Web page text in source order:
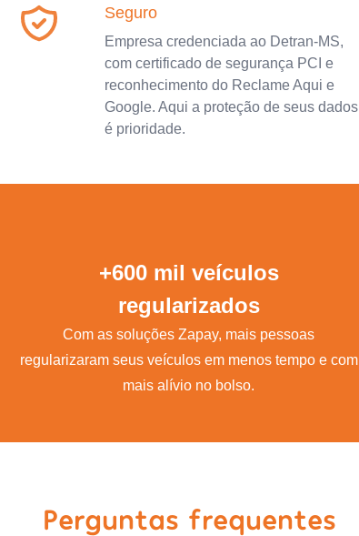
Seguro
Empresa credenciada ao Detran-MS,
com certificado de segurança PCI e
reconhecimento do Reclame Aqui e
Google. Aqui a proteção de seus dados
é prioridade.
+600 mil veículos
regularizados
Com as soluções Zapay, mais pessoas
regularizaram seus veículos em menos tempo e com
mais alívio no bolso.
Perguntas frequentes